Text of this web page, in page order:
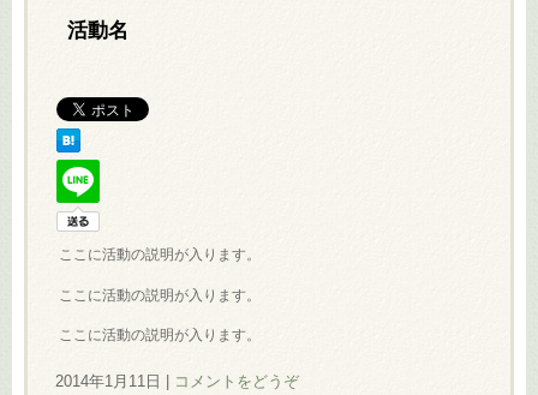
活動名
ここに活動の説明が入ります。
ここに活動の説明が入ります。
ここに活動の説明が入ります。
2014年1月11日 コメントをどうぞ